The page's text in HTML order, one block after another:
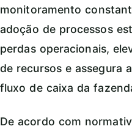
monitoramento
adoção de processos
perdas operacionais,
de recursos e assegura
fluxo de caixa da
De acordo com